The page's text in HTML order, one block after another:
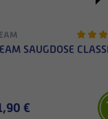
SAUGDOSE
€